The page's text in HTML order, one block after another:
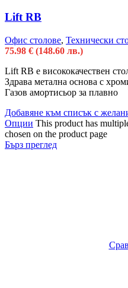
Lift RB
Офис столове, Технически
75.98 € (148.60 лв.)
Lift RB е висококачествен
Здрава метална основа с
Газов амортисьор за плавно
Добавяне към списък с
Опции This product has
chosen on the product page
Бърз преглед